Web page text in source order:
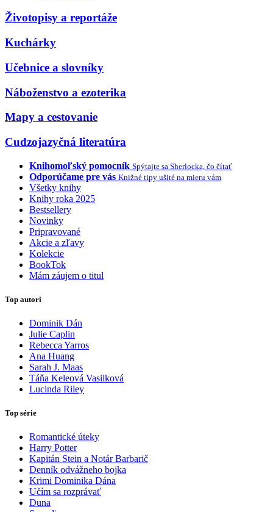
Životopisy a reportáže
Kuchárky
Učebnice a slovníky
Náboženstvo a ezoterika
Mapy a cestovanie
Cudzojazyčná literatúra
Knihomoľský pomocník Spýtajte sa Sherlocka, čo čítať
Odporúčame pre vás Knižné tipy ušité na mieru vám
Všetky knihy
Knihy roka 2025
Bestsellery
Novinky
Pripravované
Akcie a zľavy
Kolekcie
BookTok
Mám záujem o titul
Top autori
Dominik Dán
Julie Caplin
Rebecca Yarros
Ana Huang
Sarah J. Maas
Táňa Keleová Vasilková
Lucinda Riley
Top série
Romantické úteky
Harry Potter
Kapitán Stein a Notár Barbarič
Denník odvážneho bojka
Krimi Dominika Dána
Učím sa rozprávať
Duna